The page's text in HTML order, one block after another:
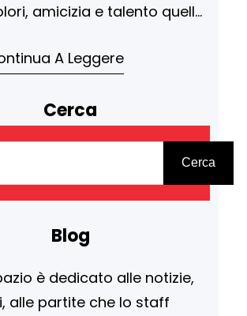
amicizia e talento quella
I ragazzi del nostro
fatto brillare la
a casa una vittoria
nel triangolare
Albese Calcio e San
Ma, come…
A Leggere
Cerca
Cerca
Blog
è dedicato alle notizie,
alle partite che lo staff